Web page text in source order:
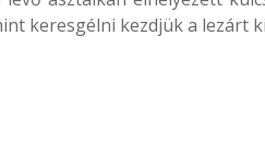
keresgélni kezdjük a lezárt